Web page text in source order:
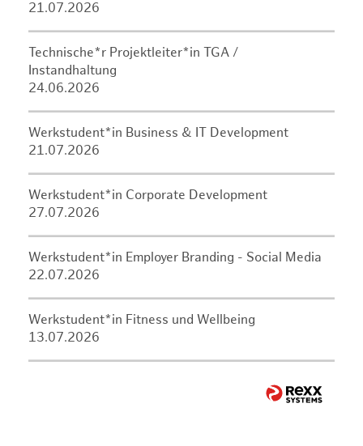
21.07.2026
Technische*r Projektleiter*in TGA /
Instandhaltung
24.06.2026
Werkstudent*in Business & IT Development
21.07.2026
Werkstudent*in Corporate Development
27.07.2026
Werkstudent*in Employer Branding - Social Media
22.07.2026
Werkstudent*in Fitness und Wellbeing
13.07.2026